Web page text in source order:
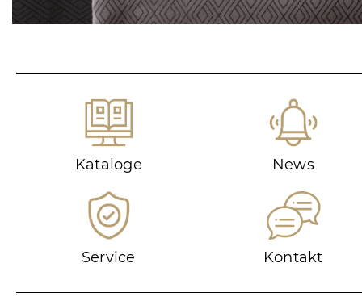
Kataloge News
Service Kontakt